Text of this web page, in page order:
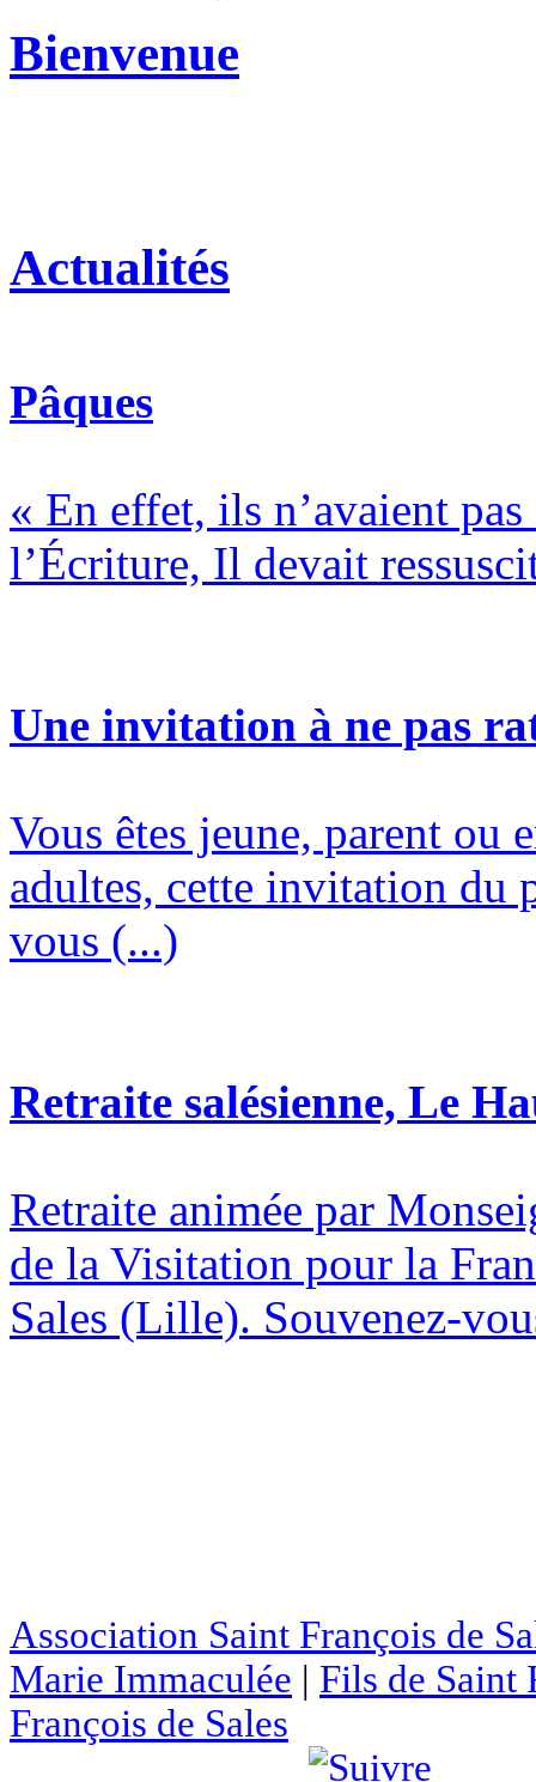
Bienvenue
Actualités
Pâques
« En effet, ils n’avaient
l’Écriture, Il devait
Une invitation à ne pas
Vous êtes jeune, parent ou
adultes, cette invitation du
vous (...)
Retraite salésienne, Le
Retraite animée par
de la Visitation pour la
Sales (Lille). Souvenez-
Association Saint François de
Marie Immaculée | Fils de Saint
François de Sales